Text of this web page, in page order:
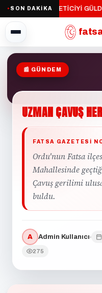
● SON DAKİKA“ÜRETİCİYİ
📰 GÜNDEM
UZMANÇAVUŞHER
FATSA GAZETESI
Ordu'nun Fatsa
Mahallesinde
Çavuş gerilimi
buldu.
A Admin Kullanıcı
275